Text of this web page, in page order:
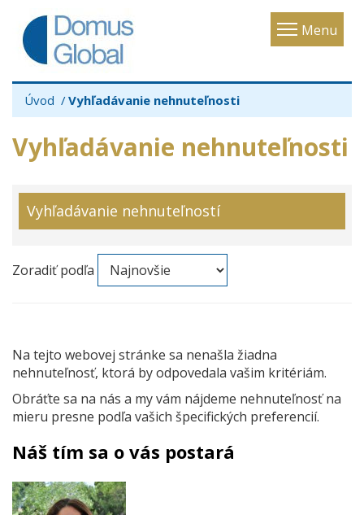
Menu
Toggle
Úvod Vyhľadávanie nehnuteľnosti
Vyhľadávanie nehnuteľnosti
Vyhľadávanie nehnuteľností
Zoradiť podľa
Na tejto webovej stránke sa nenašla žiadna
nehnuteľnosť, ktorá by odpovedala vašim kritériám.
Obráťte sa na nás a my vám nájdeme nehnuteľnosť na
mieru presne podľa vašich špecifických preferencií.
Náš tím sa o vás postará